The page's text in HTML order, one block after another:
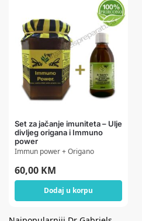
Set za jačanje imuniteta – Ulje
divljeg origana i Immuno
power
Immun power + Origano
60,00 KM
Dodaj u korpu